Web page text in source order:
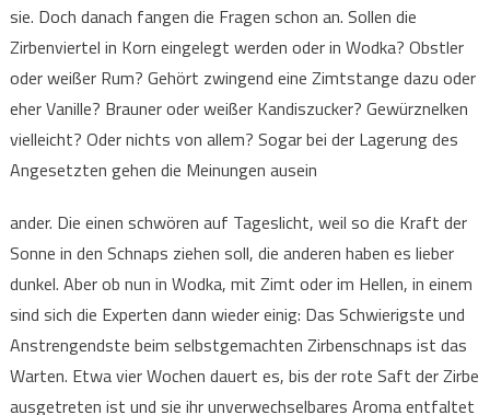
sie. Doch danach fangen die Fragen schon an. Sollen die
Zirbenviertel in Korn eingelegt werden oder in Wodka? Obstler
oder weißer Rum? Gehört zwingend eine Zimtstange dazu oder
eher Vanille? Brauner oder weißer Kandiszucker? Gewürznelken
vielleicht? Oder nichts von allem? Sogar bei der Lagerung des
Angesetzten gehen die Meinungen ausein
ander. Die einen schwören auf Tageslicht, weil so die Kraft der
Sonne in den Schnaps ziehen soll, die anderen haben es lieber
dunkel. Aber ob nun in Wodka, mit Zimt oder im Hellen, in einem
sind sich die Experten dann wieder einig: Das Schwierigste und
Anstrengendste beim selbstgemachten Zirbenschnaps ist das
Warten. Etwa vier Wochen dauert es, bis der rote Saft der Zirbe
ausgetreten ist und sie ihr unverwechselbares Aroma entfaltet